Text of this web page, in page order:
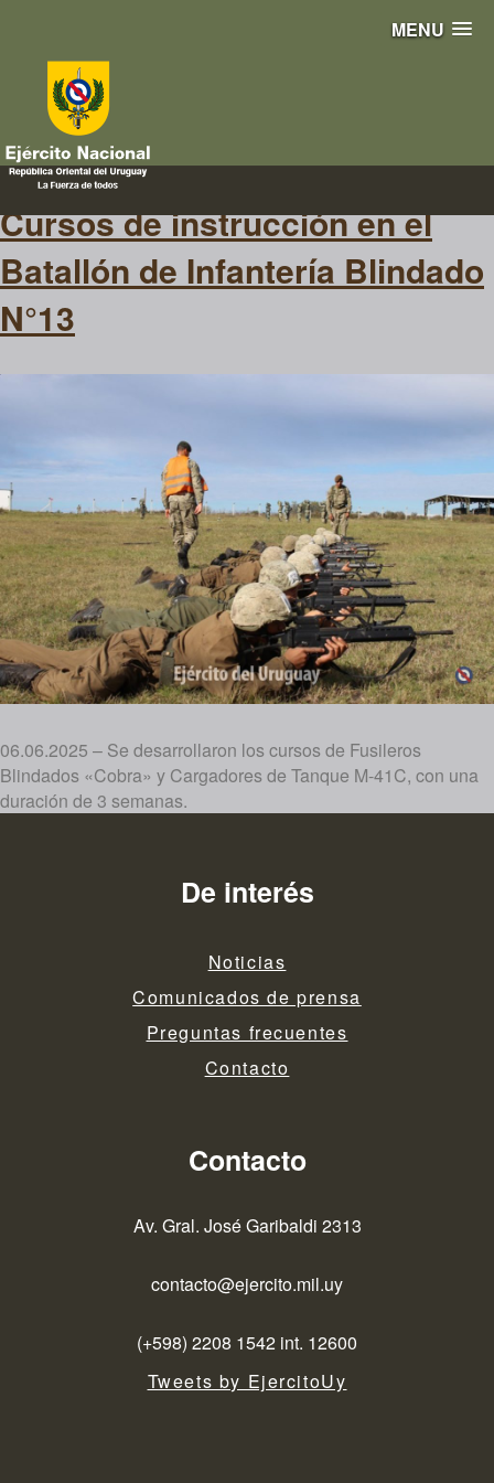
MENU
M-41C
Cursos de instrucción en el
Batallón de Infantería Blindado
N°13
06.06.2025 – Se desarrollaron los cursos de Fusileros
Blindados «Cobra» y Cargadores de Tanque M-41C, con una
duración de 3 semanas.
De interés
Noticias
Comunicados de prensa
Preguntas frecuentes
Contacto
Contacto
Av. Gral. José Garibaldi 2313
contacto@ejercito.mil.uy
(+598) 2208 1542 int. 12600
Tweets by EjercitoUy